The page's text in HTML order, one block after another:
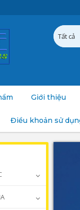
Giới thiệu
Điều khoản sử